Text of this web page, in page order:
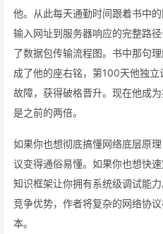
他。从此每天通勤时间跟着书中
输入网址到服务器响应的完整路
了数据包传输流程图。书中那句
成了他的座右铭，第100天他独
故障，获得破格晋升。现在他成
是之前的两倍。
如果你也想彻底搞懂网络底层原
议变得通俗易懂。如果你也想快
知识框架让你拥有系统级调试能
竞争优势，作者将复杂的网络协
本。